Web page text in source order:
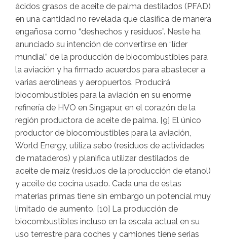
ácidos grasos de aceite de palma destilados (PFAD)
en una cantidad no revelada que clasifica de manera
engañosa como “deshechos y residuos”. Neste ha
anunciado su intención de convertirse en “líder
mundial” de la producción de biocombustibles para
la aviación y ha firmado acuerdos para abastecer a
varias aerolíneas y aeropuertos. Producirá
biocombustibles para la aviación en su enorme
refinería de HVO en Singapur, en el corazón de la
región productora de aceite de palma. [9] El único
productor de biocombustibles para la aviación,
World Energy, utiliza sebo (residuos de actividades
de mataderos) y planifica utilizar destilados de
aceite de maíz (residuos de la producción de etanol)
y aceite de cocina usado. Cada una de estas
materias primas tiene sin embargo un potencial muy
limitado de aumento. [10] La producción de
biocombustibles incluso en la escala actual en su
uso terrestre para coches y camiones tiene serias